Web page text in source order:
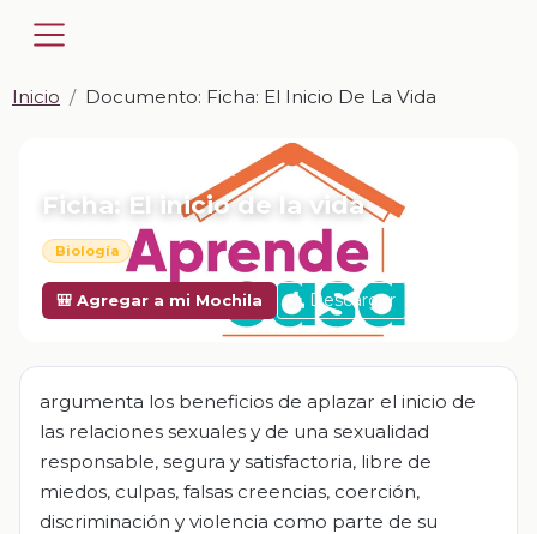
Inicio Documento: Ficha: El Inicio De La Vida
📎 DOCUMENTO · DOCX
Ficha: El inicio de la vida
Biología
🎒 Agregar a mi Mochila Descargar
argumenta los beneficios de aplazar el inicio de
las relaciones sexuales y de una sexualidad
responsable, segura y satisfactoria, libre de
miedos, culpas, falsas creencias, coerción,
discriminación y violencia como parte de su